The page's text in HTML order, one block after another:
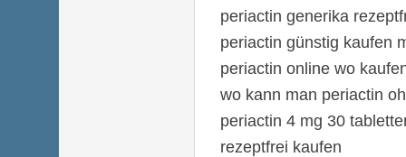
periactin generika
periactin günstig kaufen
periactin online wo
wo kann man periactin
periactin 4 mg 30
rezeptfrei kaufen